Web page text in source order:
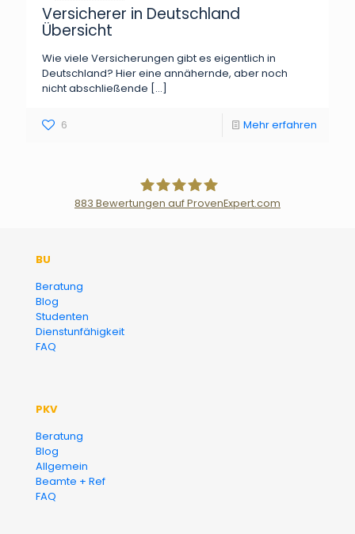
Versicherer in Deutschland
Übersicht
Wie viele Versicherungen gibt es eigentlich in
Deutschland? Hier eine annähernde, aber noch
nicht abschließende […]
6 Mehr erfahren
883 Bewertungen auf ProvenExpert.com
BU
Beratung
Blog
Studenten
Dienstunfähigkeit
FAQ
PKV
Beratung
Blog
Allgemein
Beamte + Ref
FAQ